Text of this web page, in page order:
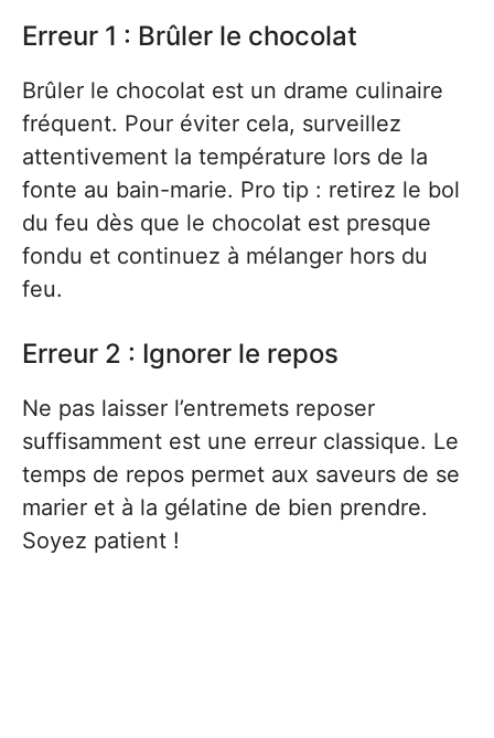
Erreur 1 : Brûler le chocolat
Brûler le chocolat est un drame culinaire
fréquent. Pour éviter cela, surveillez
attentivement la température lors de la
fonte au bain-marie. Pro tip : retirez le bol
du feu dès que le chocolat est presque
fondu et continuez à mélanger hors du
feu.
Erreur 2 : Ignorer le repos
Ne pas laisser l’entremets reposer
suffisamment est une erreur classique. Le
temps de repos permet aux saveurs de se
marier et à la gélatine de bien prendre.
Soyez patient !